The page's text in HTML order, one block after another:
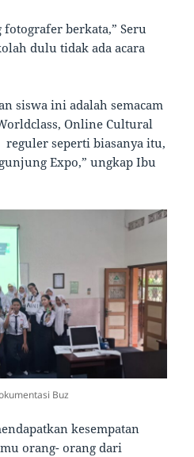
fotografer berkata,” Seru
dulu tidak ada acara
siswa ini adalah semacam
Online Cultural
reguler seperti biasanya itu,
Expo,” ungkap Ibu
Buz
kesempatan
orang- orang dari